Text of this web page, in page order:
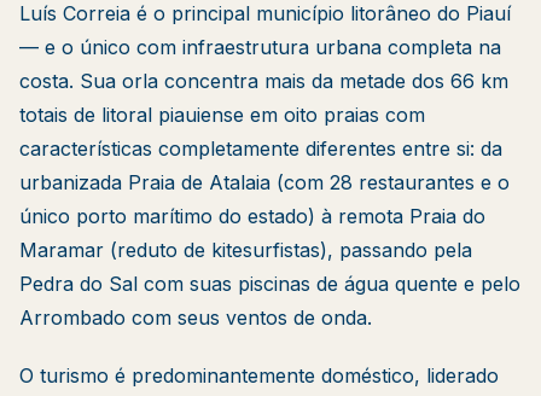
Luís Correia é o principal município litorâneo do Piauí
— e o único com infraestrutura urbana completa na
costa. Sua orla concentra mais da metade dos 66 km
totais de litoral piauiense em oito praias com
características completamente diferentes entre si: da
urbanizada Praia de Atalaia (com 28 restaurantes e o
único porto marítimo do estado) à remota Praia do
Maramar (reduto de kitesurfistas), passando pela
Pedra do Sal com suas piscinas de água quente e pelo
Arrombado com seus ventos de onda.
O turismo é predominantemente doméstico, liderado